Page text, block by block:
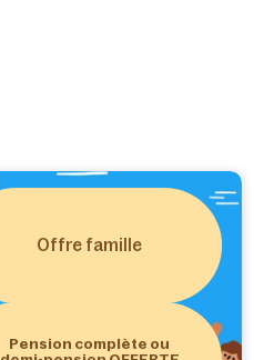
Offre famille
Pension complète ou